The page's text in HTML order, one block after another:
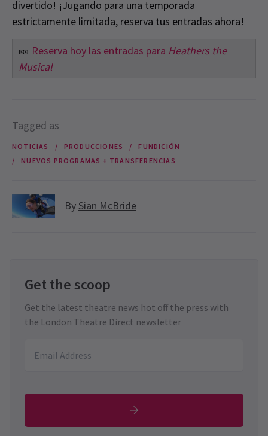
divertido! ¡Jugando para una temporada
estrictamente limitada, reserva tus entradas ahora!
🎫 Reserva hoy las entradas para Heathers the
Musical
Tagged as
NOTICIAS PRODUCCIONES
FUNDICIÓN
NUEVOS PROGRAMAS + TRANSFERENCIAS
By Sian McBride
Get the scoop
Get the latest theatre news hot off the press with
the London Theatre Direct newsletter